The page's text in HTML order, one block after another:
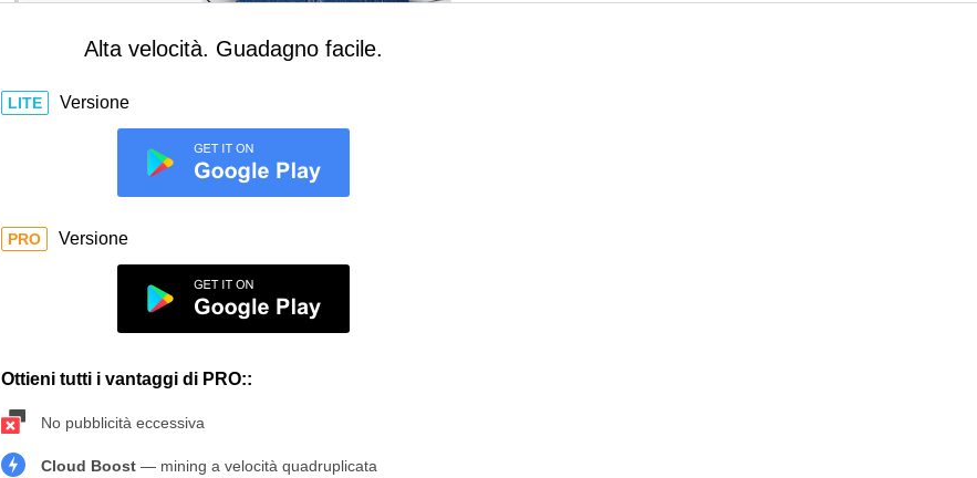
Alta velocità. Guadagno facile.
LITE Versione
PRO Versione
Ottieni tutti i vantaggi di PRO::
No pubblicità eccessiva
Cloud Boost — mining a velocità quadruplicata